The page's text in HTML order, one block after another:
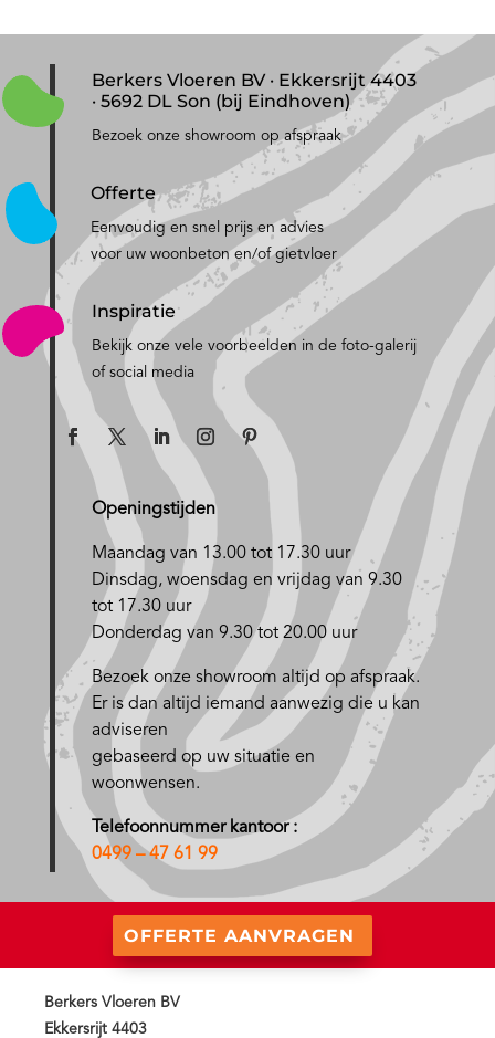
Berkers Vloeren BV · Ekkersrijt 4403
· 5692 DL Son (bij Eindhoven)
Bezoek onze showroom op afspraak
Offerte
Eenvoudig en snel prijs en advies
voor uw woonbeton en/of gietvloer
Inspiratie
Bekijk onze vele voorbeelden in de foto-galerij
of social media
Openingstijden
Maandag van 13.00 tot 17.30 uur
Dinsdag, woensdag en vrijdag van 9.30
tot 17.30 uur
Donderdag van 9.30 tot 20.00 uur
Bezoek onze showroom altijd op afspraak.
Er is dan altijd iemand aanwezig die u kan
adviseren
gebaseerd op uw situatie en
woonwensen.
Telefoonnummer kantoor :
0499 – 47 61 99
OFFERTE AANVRAGEN
Berkers Vloeren BV
Ekkersrijt 4403